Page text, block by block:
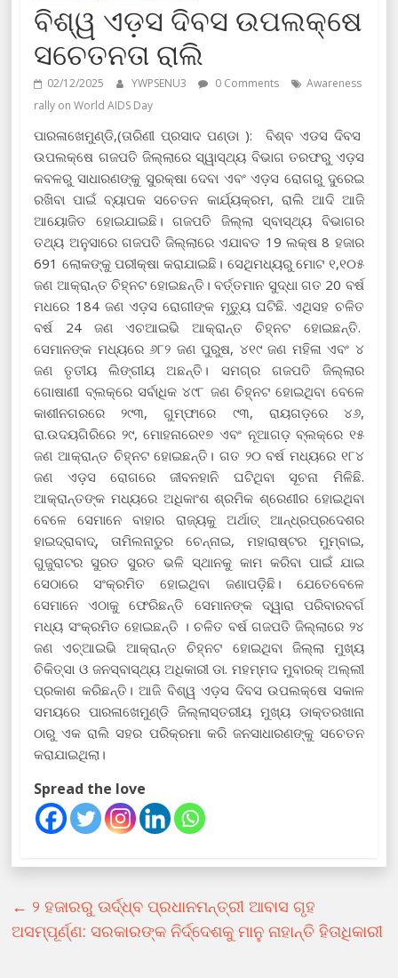
ବିଶ୍ୱ ଏଡ଼ସ ଦିବସ ଉପଲକ୍ଷେ
ସଚେତନତା ରାଲି
02/12/2025 YWPSENU3 0 Comments
Awareness
rally on World AIDS Day
ପାରଳାଖେମୁଣ୍ଡି,(ତାରିଣୀ ପ୍ରସାଦ ପଣ୍ଡା ): ବିଶ୍ବ ଏଡସ ଦିବସ
ଉପଲକ୍ଷେ ଗଜପତି ଜିଲ୍ଲାରେ ସ୍ୱାସ୍ଥ୍ୟ ବିଭାଗ ତରଫରୁ ଏଡ଼ସ
କବଳରୁ ସାଧାରଣଙ୍କୁ ସୁରକ୍ଷା ଦେବା ଏବଂ ଏଡ଼ସ ରୋଗରୁ ଦୁରେଇ
ରଖିବା ପାଇଁ ବ୍ୟାପକ ସଚେତନ କାର୍ଯ୍ୟକ୍ରମ, ରାଲି ଆଦି ଆଜି
ଆୟୋଜିତ ହୋଇଯାଇଛି। ଗଜପତି ଜିଲ୍ଲା ସ୍ବାସ୍ଥ୍ୟ ବିଭାଗର
ତଥ୍ୟ ଅନୁସାରେ ଗଜପତି ଜିଲ୍ଲାରେ ଏଯାବତ 19 ଲକ୍ଷ 8 ହଜାର
691 ଲୋକଙ୍କୁ ପରୀକ୍ଷା କରାଯାଇଛି। ସେଥିମଧ୍ୟରୁ ମୋଟ ୧,୧୦୫
ଜଣ ଆକ୍ରାନ୍ତ ଚିହ୍ନଟ ହୋଇଛନ୍ତି। ବର୍ତ୍ତମାନ ସୁଦ୍ଧା ଗତ 20 ବର୍ଷ
ମଧରେ 184 ଜଣ ଏଡ଼ସ ରୋଗୀଙ୍କ ମୃତ୍ୟୁ ଘଟିଛି. ଏଥିସହ ଚଳିତ
ବର୍ଷ 24 ଜଣ ଏଚଆଇଭି ଆକ୍ରାନ୍ତ ଚିହ୍ନଟ ହୋଇଛନ୍ତି.
ସେମାନଙ୍କ ମଧ୍ୟରେ ୬୮୨ ଜଣ ପୁରୁଷ, ୪୧୯ ଜଣ ମହିଳା ଏବଂ ୪
ଜଣ ତୃତୀୟ ଲିଙ୍ଗୀୟ ଅଛନ୍ତି। ସମଗ୍ର ଗଜପତି ଜିଲ୍ଲାର
ଗୋଷାଣୀ ବ୍ଲକ୍‌ରେ ସର୍ବାଧିକ ୪୯୮ ଜଣ ଚିହ୍ନଟ ହୋଇଥିବା ବେଳେ
କାଶୀନଗରରେ ୨୯୩, ଗୁମ୍ଫାରେ ୯୩, ରାୟଗଡ଼ରେ ୪୬,
ରା.ଉଦୟଗିରିରେ ୨୯, ମୋହନାରେ୧୭ ଏବଂ ନୂଆଗଡ଼ ବ୍ଲକ୍‌ରେ ୧୫
ଜଣ ଆକ୍ରାନ୍ତ ଚିହ୍ନଟ ହୋଇଛନ୍ତି। ଗତ ୨୦ ବର୍ଷ ମଧ୍ୟରେ ୧୮୪
ଜଣ ଏଡ଼ସ ରୋଗରେ ଜୀବନହାନି ଘଟିଥିବା ସୂଚନା ମିଳିଛି.
ଆକ୍ରାନ୍ତଙ୍କ ମଧ୍ୟରେ ଅଧିକାଂଶ ଶ୍ରମିକ ଶ୍ରେଣୀର ହୋଇଥିବା
ବେଳେ ସେମାନେ ବାହାର ରାଜ୍ୟକୁ ଅର୍ଥାତ୍ ଆନ୍ଧ୍ରପ୍ରଦେଶର
ହାଇଦ୍ରାବାଦ୍, ତାମିଲନାଡୁର ଚେନ୍ନାଇ, ମହାରାଷ୍ଟର ମୁମ୍ବାଇ,
ଗୁଜୁରାଟର ସୁରତ ସୁରତ ଭଳି ସ୍ଥାନକୁ କାମ କରିବା ପାଇଁ ଯାଇ
ସେଠାରେ ସଂକ୍ରମିତ ହୋଇଥିବା ଜଣାପଡ଼ିଛି। ଯେତେବେଳେ
ସେମାନେ ଏଠାକୁ ଫେରିଛନ୍ତି ସେମାନଙ୍କ ଦ୍ୱାରା ପରିବାରବର୍ଗ
ମଧ୍ୟ ସଂକ୍ରମିତ ହୋଇଛନ୍ତି । ଚଳିତ ବର୍ଷ ଗଜପତି ଜିଲ୍ଲାରେ ୨୪
ଜଣ ଏଚ୍ଆଇଭି ଆକ୍ରାନ୍ତ ଚିହ୍ନଟ ହୋଇଥିବା ଜିଲ୍ଲା ମୁଖ୍ୟ
ଚିକିତ୍ସା ଓ ଜନସ୍ବାସ୍ଥ୍ୟ ଅଧିକାରୀ ଡା. ମହମ୍ମଦ ମୁବାରକ୍ ଅଲ୍ଲୀ
ପ୍ରକାଶ କରିଛନ୍ତି। ଆଜି ବିଶ୍ୱ ଏଡ଼ସ ଦିବସ ଉପଲକ୍ଷେ ସକାଳ
ସମୟରେ ପାରଳାଖେମୁଣ୍ଡି ଜିଲ୍ଲାସ୍ତରୀୟ ମୁଖ୍ୟ ଡାକ୍ତରଖାନା
ଠାରୁ ଏକ ରାଲି ସହର ପରିକ୍ରମା କରି ଜନସାଧାରଣଙ୍କୁ ସଚେତନ
କରାଯାଇଥିଲା।
Spread the love
← ୨ ହଜାରରୁ ଊର୍ଦ୍ଧ୍ବ ପ୍ରଧାନମନ୍ତ୍ରୀ ଆବାସ ଗୃହ
ଅସମ୍ପୂର୍ଣ୍ଣ: ସରକାରଙ୍କ ନିର୍ଦ୍ଦେଶକୁ ମାନୁ ନାହାନ୍ତି ହିତାଧିକାରୀ